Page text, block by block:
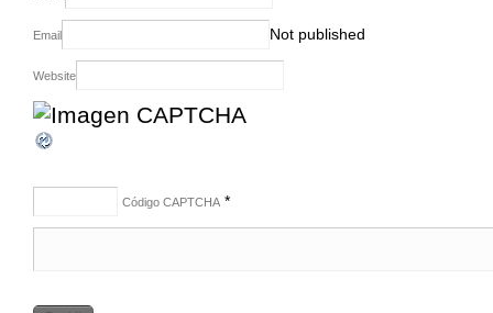
Email Not published
Website
Código CAPTCHA *